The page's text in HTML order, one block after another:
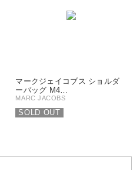
マークジェイコブス ショルダ
ーバッグ M4…
MARC JACOBS
SOLD OUT